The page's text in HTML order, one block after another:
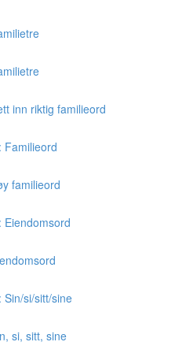
inn riktig familieord
Familieord
familieord
Eiendomsord
Sin/si/sitt/sine
si, sitt, sine